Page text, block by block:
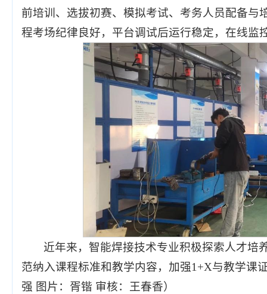
前培训、选拔初赛、模拟考试、考务人员配备
程考场纪律良好，平台调试后运行稳定，在线监
近年来，智能焊接技术专业积极探索人才培
范纳入课程标准和教学内容，加强1+X与教学课
强 图片：胥锴 审核：王春香）